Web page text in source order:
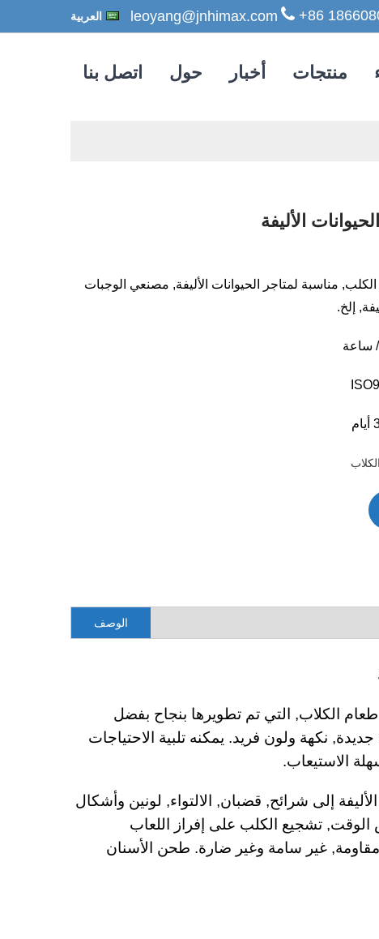
+86 العربية
منتجات أخبار حول اتصل بنا
الأليفة
مناسبة لمتاجر الحيوانات الأليفة, مصنعي الوجبات
إلخ.
الوصف
الكلاب, التي تم تطويرها بنجاح بفضل
نكهة ولون فريد. يمكنه تلبية الاحتياجات
الاستيعاب.
إلى شرائح, قضبان, الالتواء, لونين وأشكال
الوقت, تشجيع الكلب على إفراز اللعاب
غير سامة وغير ضارة. طحن الأسنان